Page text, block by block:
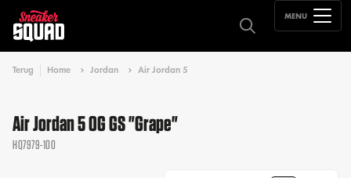
MENU
Terug Home Jordan Air Jordan 5
Air Jordan 5 OG GS "Grape"
HQ7979-100